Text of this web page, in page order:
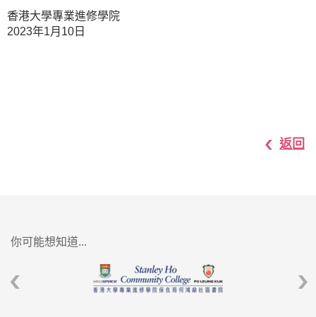
香港大學專業進修學院
2023年1月10日
返回
你可能想知道...